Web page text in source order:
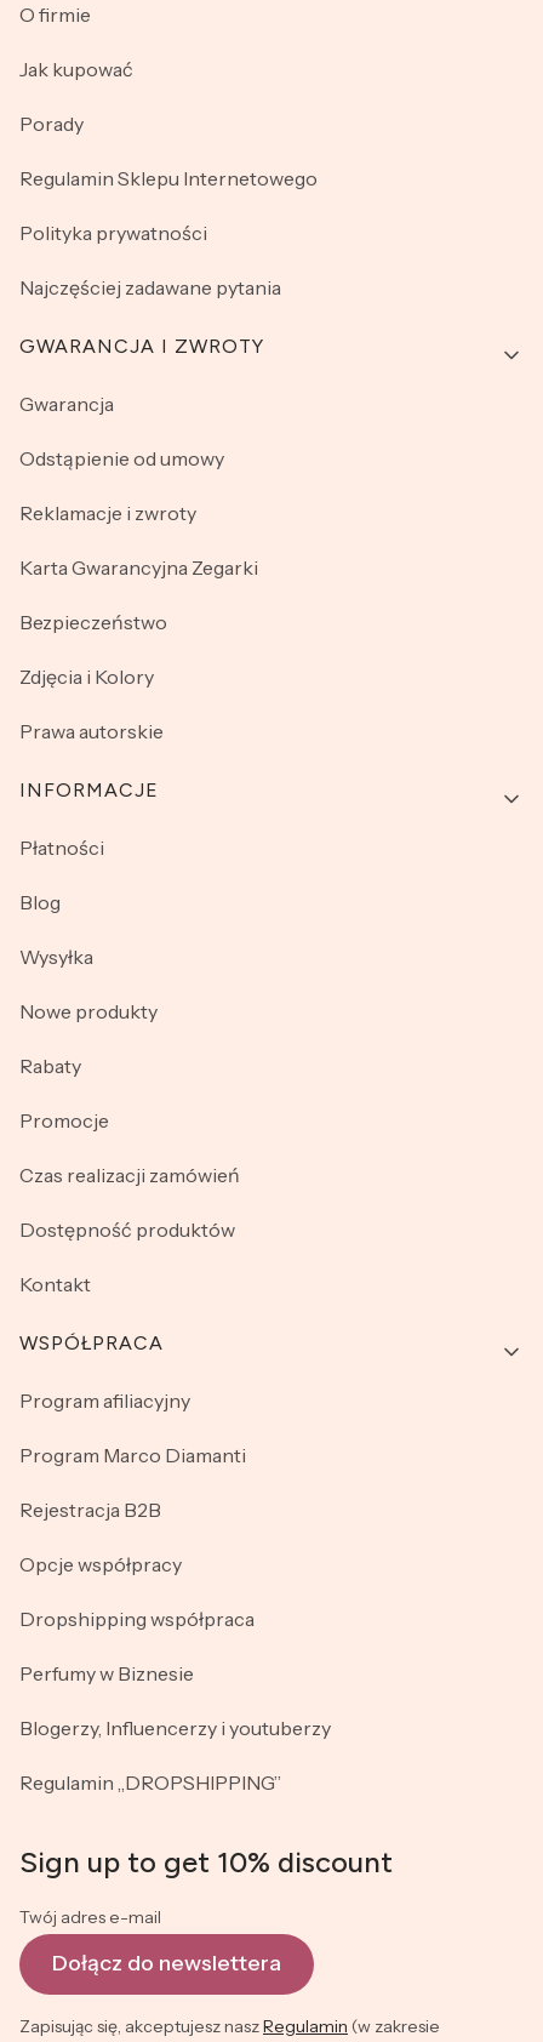
O firmie
Jak kupować
Porady
Regulamin Sklepu Internetowego
Polityka prywatności
Najczęściej zadawane pytania
GWARANCJA I ZWROTY
Gwarancja
Odstąpienie od umowy
Reklamacje i zwroty
Karta Gwarancyjna Zegarki
Bezpieczeństwo
Zdjęcia i Kolory
Prawa autorskie
INFORMACJE
Płatności
Blog
Wysyłka
Nowe produkty
Rabaty
Promocje
Czas realizacji zamówień
Dostępność produktów
Kontakt
WSPÓŁPRACA
Program afiliacyjny
Program Marco Diamanti
Rejestracja B2B
Opcje współpracy
Dropshipping współpraca
Perfumy w Biznesie
Blogerzy, Influencerzy i youtuberzy
Regulamin „DROPSHIPPING”
Sign up to get 10% discount
Twój adres e-mail
Dołącz do newslettera
Zapisując się, akceptujesz naszRegulamin (w zakresie